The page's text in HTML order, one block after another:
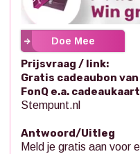
Doe Mee
Prijsvraag / link:
Gratis cadeaubon van
FonQ e.a.
Stempunt.nl
Antwoord/Uitleg
Meld je gratis aan voor